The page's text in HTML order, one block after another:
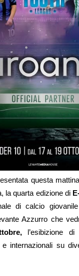
questa
la quarta edizione di
di calcio
Azzurro che
l’esibizione di
e internazionali su